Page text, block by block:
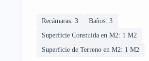
Recámaras: 3
Baños: 3
Superficie Constuída en M2: 1 M2
Superficie de Terreno en M2: 1 M2